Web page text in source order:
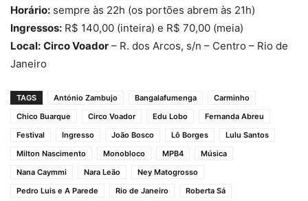
Horário: sempre às 22h (os portões abrem às 21h)
Ingressos: R$ 140,00 (inteira) e R$ 70,00 (meia)
Local: Circo Voador – R. dos Arcos, s/n – Centro – Rio de
Janeiro
TAGS António Zambujo Bangalafumenga
Carminho
Chico Buarque
Circo Voador Edu Lobo
Fernanda Abreu
Festival
Ingresso João Bosco Lô Borges
Lulu Santos
Milton Nascimento
Monobloco MPB4
Música
Nana Caymmi
Nara Leão
Ney Matogrosso
Pedro Luis e A Parede
Rio de Janeiro
Roberta Sá